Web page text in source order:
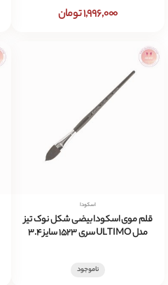
1,996,000 تومان
اسکودا
قلم موی اسکودا بیضی شکل نوک تیز
مدل ULTIMO سری 1523 سایز 3.4
ناموجود